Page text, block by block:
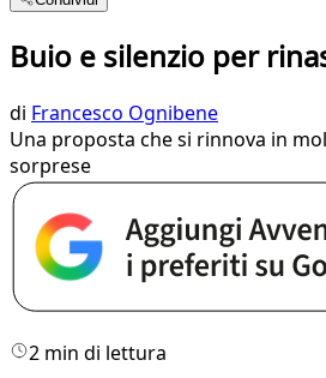
Buio e silenzio per
di Francesco Ognibene
Una proposta che si rinnova in
sorprese
2 min di lettura